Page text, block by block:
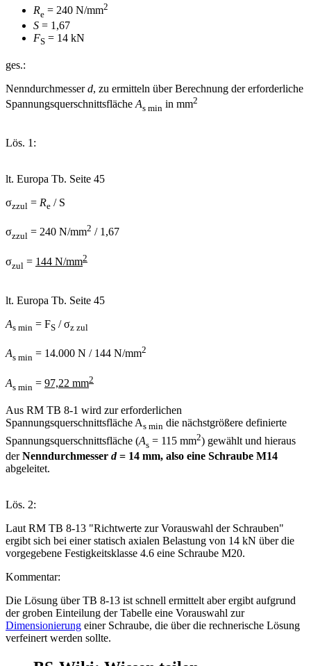
Re = 240 N/mm2
S = 1,67
FS = 14 kN
ges.:
Nenndurchmesserd, zu ermitteln über Berechnung der erforderliche
Spannungsquerschnittsfläche As min in mm2
Lös. 1:
lt. Europa Tb. Seite 45
σzzul = Re / S
σzzul = 240 N/mm2 / 1,67
σzul = 144 N/mm2
lt. Europa Tb. Seite 45
As min = FS / σz zul
As min = 14.000 N / 144 N/mm2
As min = 97,22 mm2
Aus RM TB 8-1 wird zur erforderlichen
Spannungsquerschnittsfläche As min die nächstgrößere definierte
Spannungsquerschnittsfläche (As = 115 mm2) gewählt und hieraus
derNenndurchmesser d= 14 mm, also eine Schraube M14
abgeleitet.
Lös. 2:
Laut RM TB 8-13 "Richtwerte zur Vorauswahl der Schrauben"
ergibt sich bei einer statisch axialen Belastung von 14 kN über die
vorgegebene Festigkeitsklasse 4.6 eine Schraube M20.
Kommentar:
Die Lösung über TB 8-13 ist schnell ermittelt aber ergibt aufgrund
der groben Einteilung der Tabelle eine Vorauswahl zur
Dimensionierung einer Schraube, die über die rechnerische Lösung
verfeinert werden sollte.